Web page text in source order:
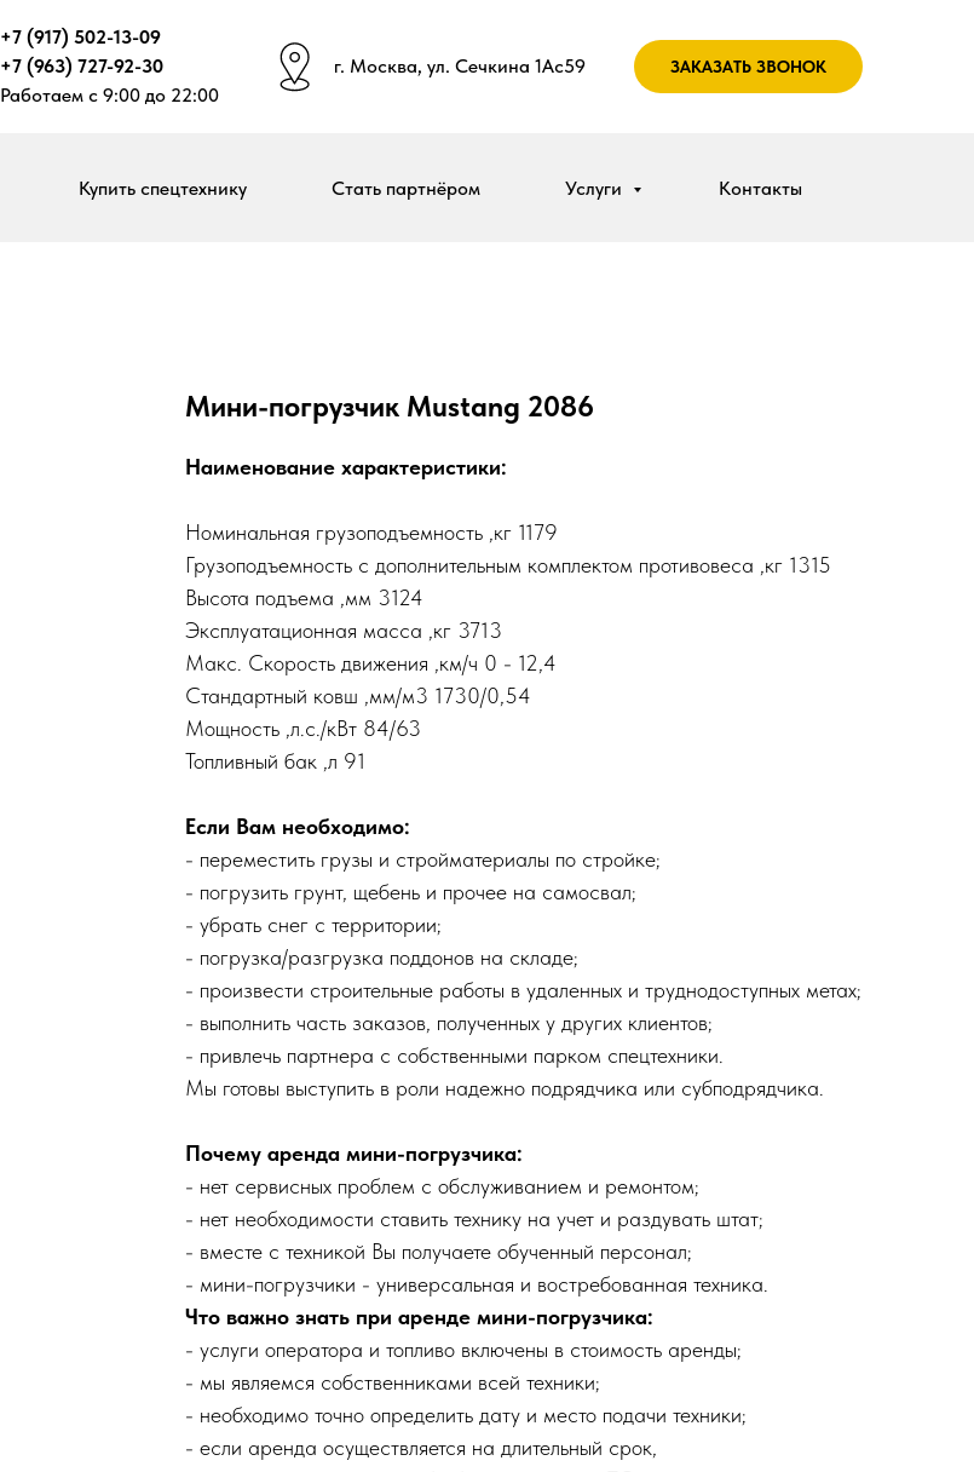
+7 (917) 502-13-09
+7 (963) 727-92-30
Работаем с 9:00 до 22:00
г. Москва, ул. Сечкина 1Ас59 ЗАКАЗАТЬ ЗВОНОК
Купить спецтехнику Стать партнёром Услуги Контакты
Мини-погрузчик Mustang 2086
Наименование характеристики:
Номинальная грузоподъемность ,кг 1179
Грузоподъемность с дополнительным комплектом противовеса ,кг 1315
Высота подъема ,мм 3124
Эксплуатационная масса ,кг 3713
Макс. Скорость движения ,км/ч 0 - 12,4
Стандартный ковш ,мм/м3 1730/0,54
Мощность ,л.с./кВт 84/63
Топливный бак ,л 91
Если Вам необходимо:
- переместить грузы и стройматериалы по стройке;
- погрузить грунт, щебень и прочее на самосвал;
- убрать снег с территории;
- погрузка/разгрузка поддонов на складе;
- произвести строительные работы в удаленных и труднодоступных метах;
- выполнить часть заказов, полученных у других клиентов;
- привлечь партнера с собственными парком спецтехники.
Мы готовы выступить в роли надежно подрядчика или субподрядчика.
Почему аренда мини-погрузчика:
- нет сервисных проблем с обслуживанием и ремонтом;
- нет необходимости ставить технику на учет и раздувать штат;
- вместе с техникой Вы получаете обученный персонал;
- мини-погрузчики - универсальная и востребованная техника.
Что важно знать при аренде мини-погрузчика:
- услуги оператора и топливо включены в стоимость аренды;
- мы являемся собственниками всей техники;
- необходимо точно определить дату и место подачи техники;
- если аренда осуществляется на длительный срок,